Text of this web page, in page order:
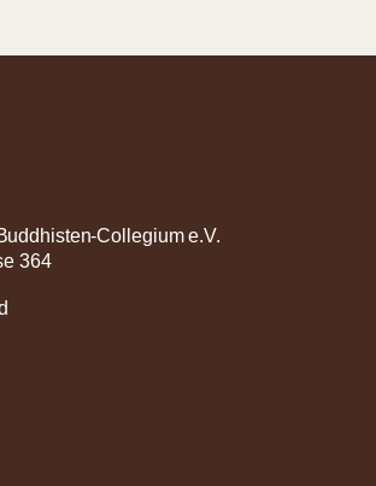
Collegium e.V.
364